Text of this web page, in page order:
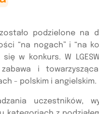
podzielone na
“na nogach” i “na
w konkurs. W
i
- polskim i angielskim.
uczestników,